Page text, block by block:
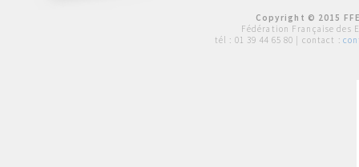
Copyright © 2015
Fédération Française des
tél : 01 39 44 65 80 | contact :